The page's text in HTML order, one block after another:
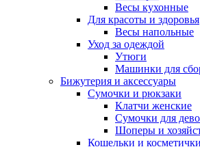
Весы кухонные
Для красоты и здоровья
Весы напольные
Уход за одеждой
Утюги
Машинки для
Бижутерия и аксессуары
Сумочки и рюкзаки
Клатчи женские
Сумочки для
Шоперы и
Кошельки и косметички